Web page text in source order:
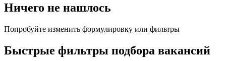
Ничего не нашлось
Попробуйте изменить формулировку или фильтры
Быстрые фильтры подбора вакансий